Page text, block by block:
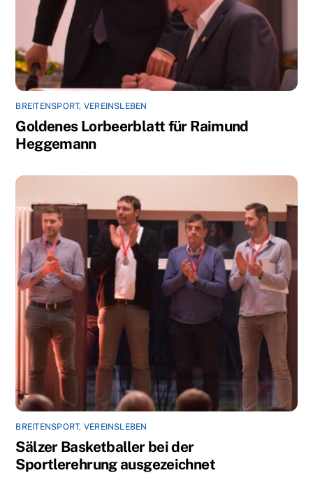
BREITENSPORT, VEREINSLEBEN
Goldenes Lorbeerblatt für Raimund
Heggemann
BREITENSPORT, VEREINSLEBEN
Sälzer Basketballer bei der
Sportlerehrung ausgezeichnet